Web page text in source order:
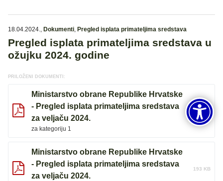
18.04.2024., Dokumenti, Pregled isplata primateljima sredstava
Pregled isplata primateljima sredstava u
ožujku 2024. godine
PRILOŽENI DOKUMENTI:
Ministarstvo obrane Republike Hrvatske
- Pregled isplata primateljima sredstava
za veljaču 2024.
za kategoriju 1
98 KB
Ministarstvo obrane Republike Hrvatske
- Pregled isplata primateljima sredstava
za veljaču 2024.
193 KB